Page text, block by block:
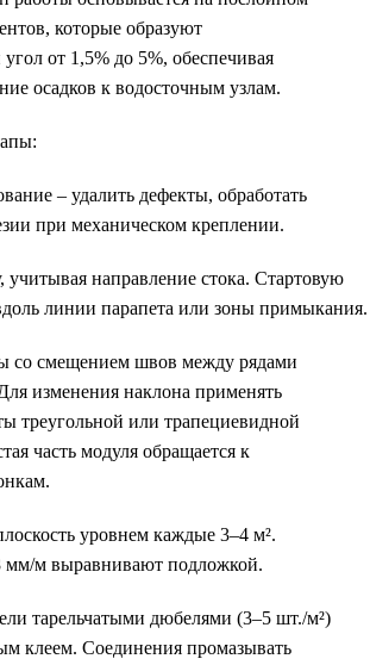
которые образуют
от 1,5% до 5%, обеспечивая
осадков к водосточным узлам.
– удалить дефекты, обработать
при механическом креплении.
учитывая направление стока. Стартовую
линии парапета или зоны примыкания.
со смещением швов между рядами
изменения наклона применять
треугольной или трапециевидной
часть модуля обращается к
уровнем каждые 3–4 м².
мм/м выравнивают подложкой.
тарельчатыми дюбелями (3–5 шт./м²)
клеем. Соединения промазывать